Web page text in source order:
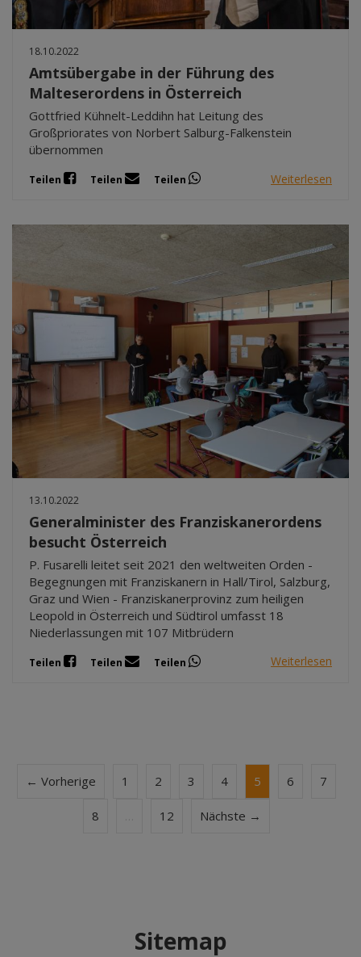
18.10.2022
Amtsübergabe in der Führung des
Malteserordens in Österreich
Gottfried Kühnelt-Leddihn hat Leitung des
Großpriorates von Norbert Salburg-Falkenstein
übernommen
Teilen Teilen Teilen Weiterlesen
13.10.2022
Generalminister des Franziskanerordens
besucht Österreich
P. Fusarelli leitet seit 2021 den weltweiten Orden -
Begegnungen mit Franziskanern in Hall/Tirol, Salzburg,
Graz und Wien - Franziskanerprovinz zum heiligen
Leopold in Österreich und Südtirol umfasst 18
Niederlassungen mit 107 Mitbrüdern
Teilen Teilen Teilen Weiterlesen
← Vorherige 1 2 3 4 5 6 7
8 12 Nächste →
Sitemap